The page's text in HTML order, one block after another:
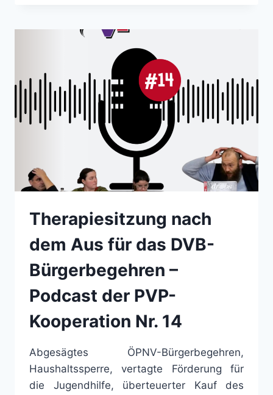
Therapiesitzung nach
dem Aus für das DVB-
Bürgerbegehren –
Podcast der PVP-
Kooperation Nr. 14
Abgesägtes ÖPNV-Bürgerbegehren,
Haushaltssperre, vertagte Förderung für
die Jugendhilfe, überteuerter Kauf des